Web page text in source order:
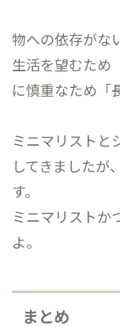
物への依存がな
生活を望むため
に慎重なため「
ミニマリストと
してきましたが
す。
ミニマリストか
よ。
まとめ